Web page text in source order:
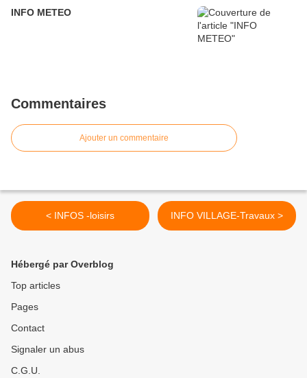
INFO METEO
Commentaires
Ajouter un commentaire
< INFOS -loisirs INFO VILLAGE-Travaux >
Hébergé par Overblog
Top articles
Pages
Contact
Signaler un abus
C.G.U.